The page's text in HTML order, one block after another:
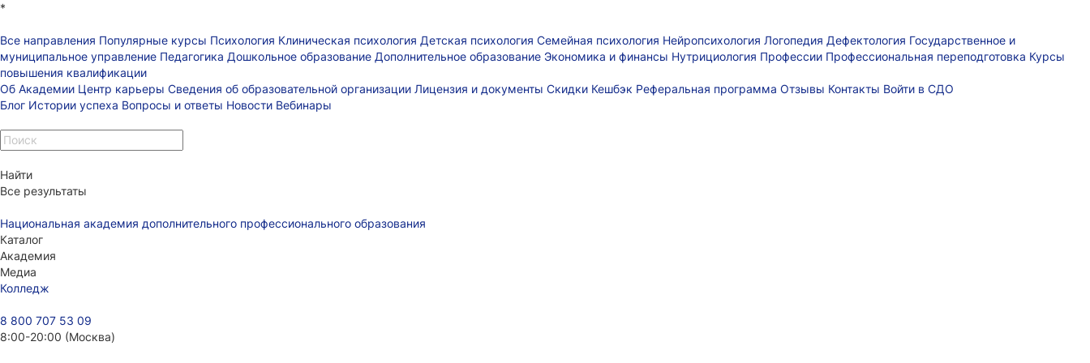
*
Все направления Популярные курсы Психология Клиническая психология Детская психология Семейная психология Нейропсихология Логопедия Дефектология Государственное и
муниципальное управление Педагогика Дошкольное образование Дополнительное образование Экономика и финансы Нутрициология Профессии Профессиональная переподготовка Курсы
повышения квалификации
Об Академии Центр карьеры Сведения об образовательной организации Лицензия и документы Скидки Кешбэк Реферальная программа Отзывы Контакты Войти в СДО
Блог Истории успеха Вопросы и ответы Новости Вебинары
Найти
Все результаты
Национальная академия дополнительного профессионального образования
Каталог
Академия
Медиа
Колледж
8 800 707 53 09
8:00-20:00 (Москва)